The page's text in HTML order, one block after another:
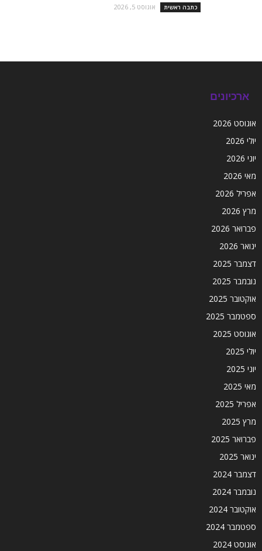
כתבה ראשית אוגוסט 5, 2026
ארכיונים
אוגוסט 2026
יולי 2026
יוני 2026
מאי 2026
אפריל 2026
מרץ 2026
פברואר 2026
ינואר 2026
דצמבר 2025
נובמבר 2025
אוקטובר 2025
ספטמבר 2025
אוגוסט 2025
יולי 2025
יוני 2025
מאי 2025
אפריל 2025
מרץ 2025
פברואר 2025
ינואר 2025
דצמבר 2024
נובמבר 2024
אוקטובר 2024
ספטמבר 2024
אוגוסט 2024